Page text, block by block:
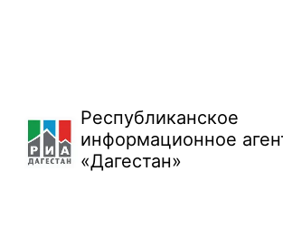
Республиканское
информационное
«Дагестан»